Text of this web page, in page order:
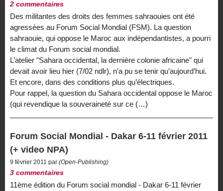
2 commentaires
Des militantes des droits des femmes sahraouies ont été
agressées au Forum Social Mondial (FSM). La question
sahraouie, qui oppose le Maroc aux indépendantistes, a pourri
le climat du Forum social mondial.
L’atelier "Sahara occidental, la dernière colonie africaine" qui
devait avoir lieu hier (7/02 ndlr), n’a pu se tenir qu’aujourd’hui.
Et encore, dans des conditions plus qu’électriques.
Pour rappel, la question du Sahara occidental oppose le Maroc
(qui revendique la souveraineté sur ce (…)
Forum Social Mondial - Dakar 6-11 février 2011
(+ video NPA)
9 février 2011 par (Open-Publishing)
3 commentaires
11ème édition du Forum social mondial - Dakar 6-11 février